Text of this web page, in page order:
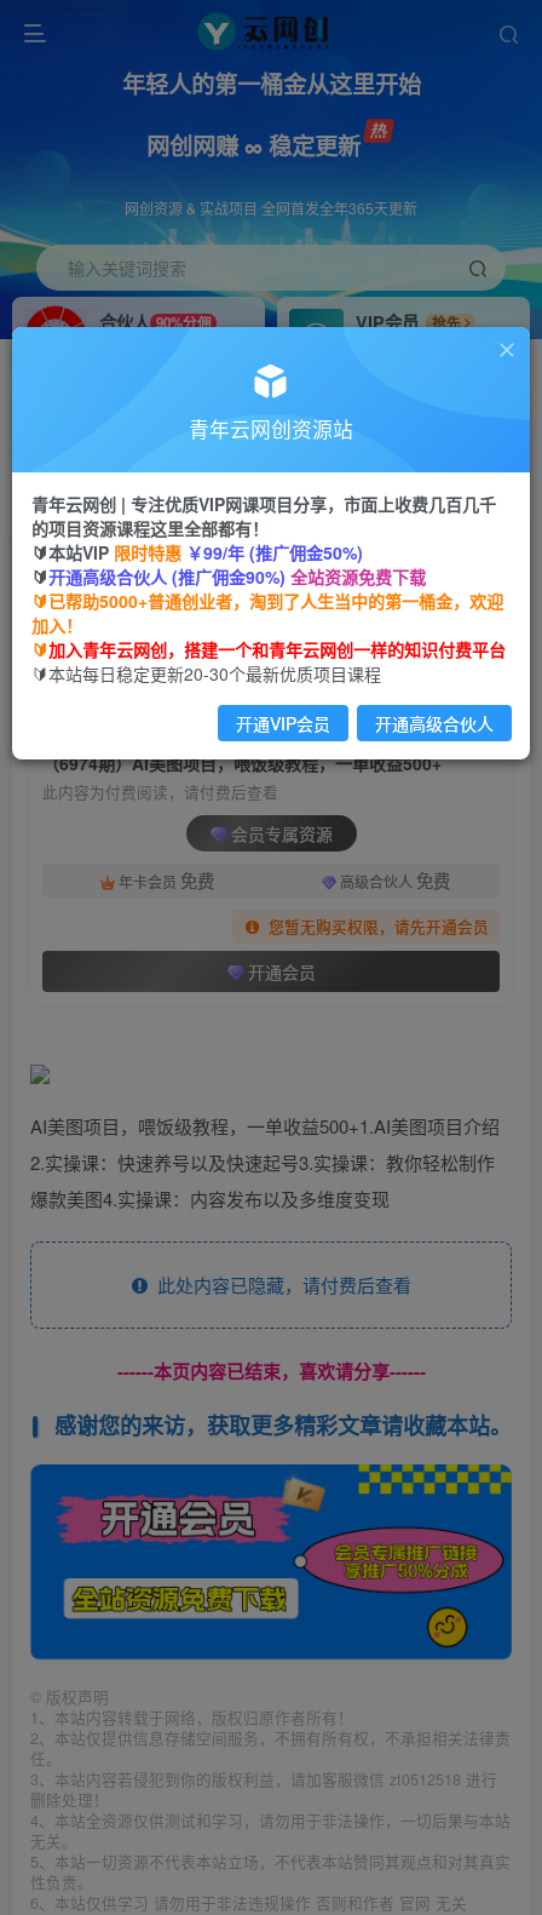
年轻人的第一桶金从这里开始
网创网赚 ∞ 稳定更新
网创资源 & 实战项目 全网首发全年365天更新
输入关键词搜索
合伙人 90%分佣
VIP会员
抢先
搭建同款网站，自己当老板
首页 创业课程 会员专属 正文
（6974期）AI美图项目，喂饭级教程，一单收益
500+
青年云网创
2年前发布
关注 私信
（6974期）AI美图项目，喂饭级教程，一单收益500+
此内容为付费阅读，请付费后查看
会员专属资源
年卡会员 免费 高级合伙人 免费
您暂无购买权限，请先开通会员
开通会员
AI美图项目，喂饭级教程，一单收益500+1.AI美图项目介绍
2.实操课：快速养号以及快速起号3.实操课：教你轻松制作
爆款美图4.实操课：内容发布以及多维度变现
此处内容已隐藏，请付费后查看
------本页内容已结束，喜欢请分享------
感谢您的来访，获取更多精彩文章请收藏本站。
© 版权声明
1、本站内容转载于网络，版权归原作者所有！
2、本站仅提供信息存储空间服务，不拥有所有权，不承担相关法律责
任。
3、本站内容若侵犯到你的版权利益，请加客服微信 zt0512518 进行
删除处理！
4、本站全资源仅供测试和学习，请勿用于非法操作，一切后果与本站
无关。
5、本站一切资源不代表本站立场，不代表本站赞同其观点和对其真实
性负责。
6、本站仅供学习 请勿用于非法违规操作 否则和作者 官网 无关
青年云网创资源站
青年云网创 | 专注优质VIP网课项目分享，市面上收费几百几千
的项目资源课程这里全部都有！
🔰本站VIP 限时特惠 ￥99/年 (推广佣金50%)
🔰开通高级合伙人 (推广佣金90%) 全站资源免费下载
🔰已帮助5000+普通创业者，淘到了人生当中的第一桶金，欢迎
加入！
🔰加入青年云网创，搭建一个和青年云网创一样的知识付费平台
🔰本站每日稳定更新20-30个最新优质项目课程
开通VIP会员 开通高级合伙人